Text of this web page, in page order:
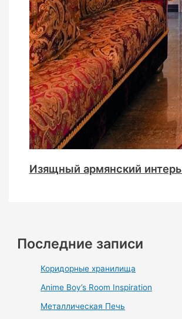
Изящный армянский
Последние записи
Коридорные хранилища
Anime Boy’s Room Inspiration
Металлическая Печь